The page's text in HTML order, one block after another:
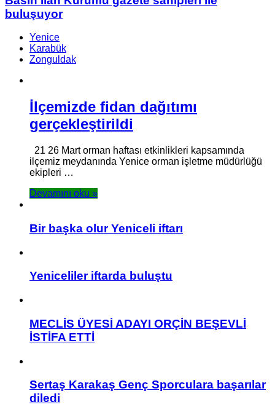
buluşuyor
Yenice
Karabük
Zonguldak
İlçemizde fidan dağıtımı
gerçekleştirildi
21 26 Mart orman haftası etkinlikleri kapsamında
ilçemiz meydanında Yenice orman işletme müdürlüğü
ekipleri …
Devamını oku »
Bir başka olur Yeniceli iftarı
Yeniceliler iftarda buluştu
MECLİS ÜYESİ ADAYI ORÇİN BEŞEVLİ
İSTİFA ETTİ
Sertaş Karakaş Genç Sporculara başarılar
diledi